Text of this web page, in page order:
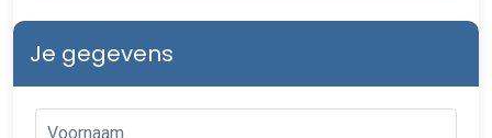
Je gegevens